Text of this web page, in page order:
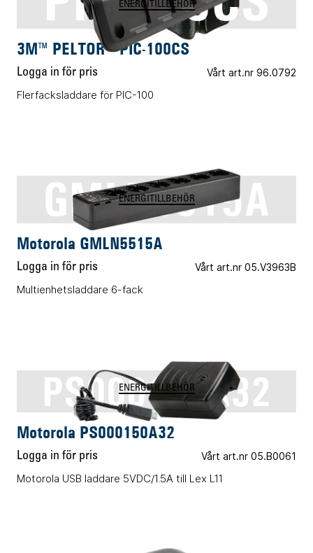
ENERGITILLBEHÖR
3M™ PELTOR™ PIC-100CS
Logga in för pris Vårt art.nr 96.0792
Flerfacksladdare för PIC-100
GMLN5515A
ENERGITILLBEHÖR
Motorola GMLN5515A
Logga in för pris Vårt art.nr 05.V3963B
Multienhetsladdare 6-fack
PS000150A32
ENERGITILLBEHÖR
Motorola PS000150A32
Logga in för pris Vårt art.nr 05.B0061
Motorola USB laddare 5VDC/1.5A till Lex L11